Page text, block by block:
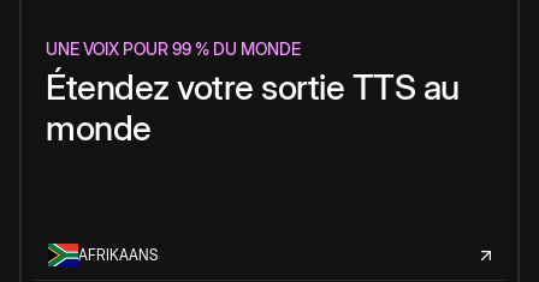
UNE VOIX POUR 99 % DU MONDE
Étendez votre sortie TTS au
monde
AFRIKAANS